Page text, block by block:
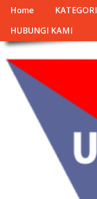
Home KATEGORI
HUBUNGI KAMI